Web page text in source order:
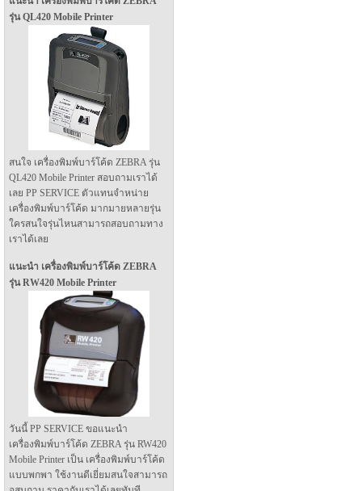
รุ่น QL420 Mobile Printer
สนใจ เครื่องพิมพ์บาร์โค้ด ZEBRA รุ่น
QL420 Mobile Printer สอบถามเราได้
เลย PP SERVICE ตัวแทนจำหน่าย
เครื่องพิมพ์บาร์โค้ด มากมายหลายรุ่น
ใครสนใจรุ่นไหนสามารถสอบถามทาง
เราได้เลย
แนะนำ เครื่องพิมพ์บาร์โค้ด ZEBRA
รุ่น RW420 Mobile Printer
วันนี้ PP SERVICE ขอแนะนำ
เครื่องพิมพ์บาร์โค้ด ZEBRA รุ่น RW420
Mobile Printer เป็น เครื่องพิมพ์บาร์โค้ด
แบบพกพา ใช้งานดีเยี่ยมสนใจสามารถ